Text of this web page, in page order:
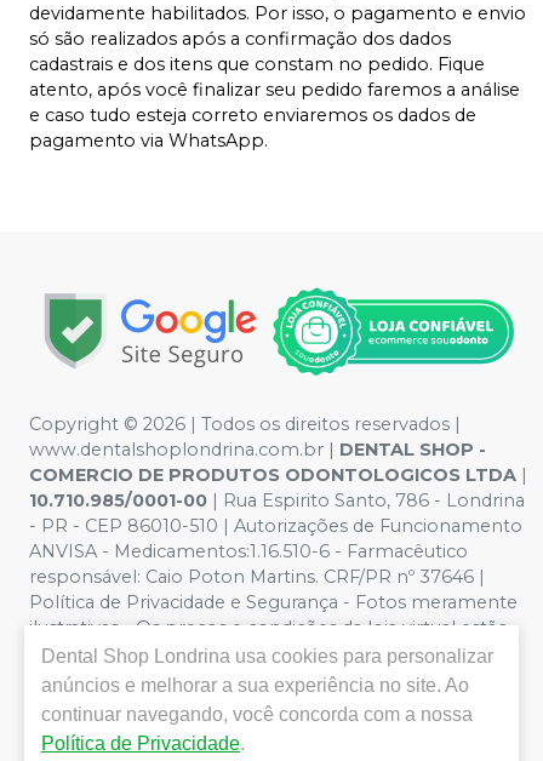
devidamente habilitados. Por isso, o pagamento e envio
só são realizados após a confirmação dos dados
cadastrais e dos itens que constam no pedido. Fique
atento, após você finalizar seu pedido faremos a análise
e caso tudo esteja correto enviaremos os dados de
pagamento via WhatsApp.
Copyright © 2026 | Todos os direitos reservados |
www.dentalshoplondrina.com.br | DENTAL SHOP -
COMERCIO DE PRODUTOS ODONTOLOGICOS LTDA |
10.710.985/0001-00 | Rua Espirito Santo, 786 - Londrina
- PR - CEP 86010-510 | Autorizações de Funcionamento
ANVISA - Medicamentos:1.16.510-6 - Farmacêutico
responsável: Caio Poton Martins. CRF/PR nº 37646 |
Política de Privacidade e Segurança - Fotos meramente
ilustrativas - Os preços e condições da loja virtual estão
sujeitos a alterações. Em caso de divergência de preços
no site, o valor válido é o do Carrinho de Compra. Não
vendemos por atacado, por isso nos reservamos o
direito de não atender compras de grandes volumes
pelo site.
Dental Shop Londrina usa cookies para personalizar
anúncios e melhorar a sua experiência no site. Ao
continuar navegando, você concorda com a nossa
Política de Privacidade.